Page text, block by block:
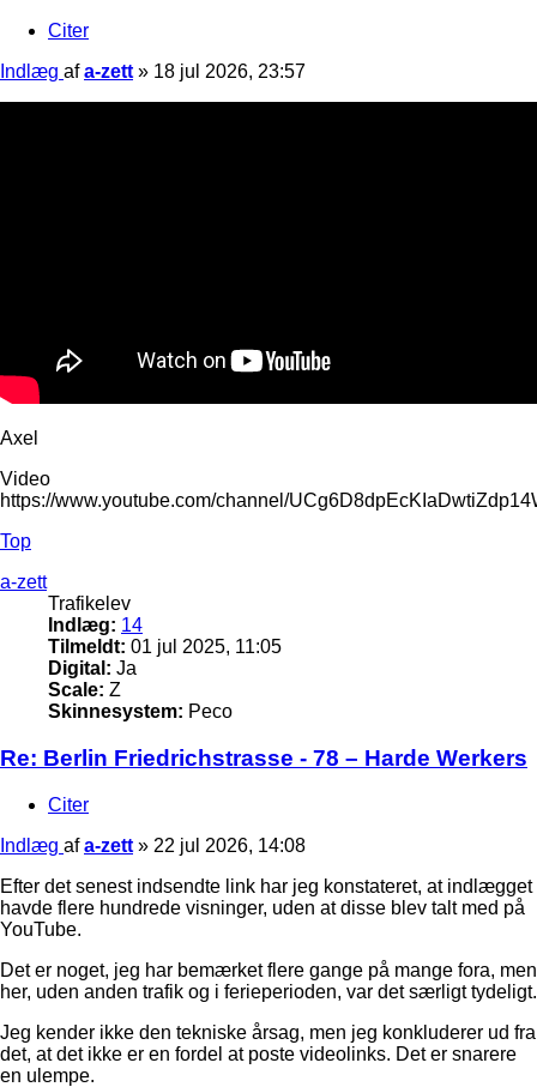
Citer
Indlæg afa-zett » 18 jul 2026, 23:57
Axel
Video
https://www.youtube.com/channel/
Top
a-zett
Trafikelev
Indlæg: 14
Tilmeldt: 01 jul 2025, 11:05
Digital: Ja
Scale: Z
Skinnesystem: Peco
Re: Berlin Friedrichstrasse - 78 – Harde Werkers
Citer
Indlæg afa-zett » 22 jul 2026, 14:08
Efter det senest indsendte link har jeg konstateret, at indlægget
havde flere hundrede visninger, uden at disse blev talt med på
YouTube.
Det er noget, jeg har bemærket flere gange på mange fora, men
her, uden anden trafik og i ferieperioden, var det særligt tydeligt.
Jeg kender ikke den tekniske årsag, men jeg konkluderer ud fra
det, at det ikke er en fordel at poste videolinks. Det er snarere
en ulempe.